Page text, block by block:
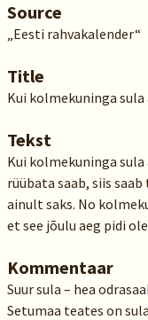
Source
„Eesti rahvakalender“
Title
Kui kolmekuninga
Tekst
Kui kolmekuninga
rüübata saab, siis
ainult saks. No
et see jõulu aeg pidi
Kommentaar
Suur sula – hea
Setumaa teates on